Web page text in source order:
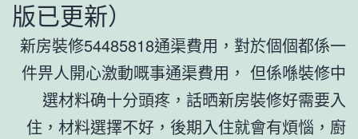
版已更新）
新房裝修54485818通渠費用，對於個個都係一
件畀人開心激動嘅事通渠費用， 但係喺裝修中
選材料确十分頭疼，話晒新房裝修好需要入
住，材料選擇不好，後期入住就會有煩惱，廚